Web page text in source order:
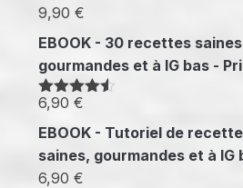
14,70 €
9,90 €
EBOOK - 30 recettes
gourmandes et à IG bas -
Note 4.50
6,90 €
EBOOK - Tutoriel de
saines, gourmandes et à IG
6,90 €